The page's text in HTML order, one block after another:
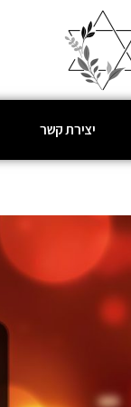
יצירת קשר